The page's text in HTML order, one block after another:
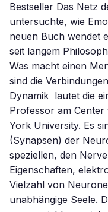
Bestseller Das Netz
untersuchte, wie
neuen Buch wendet
seit langem
Was macht einen
sind die
Dynamik  lautet die
Professor am
York University. Es
(Synapsen) der
speziellen, den
Eigenschaften,
Vielzahl von
unabhängige Seele.